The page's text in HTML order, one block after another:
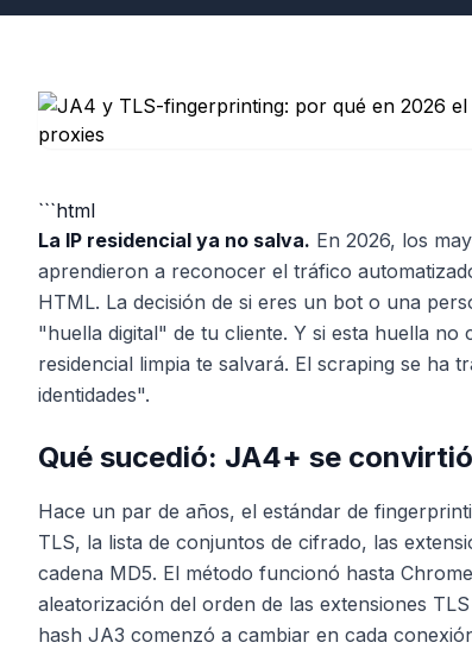
```html
La IP residencial ya no salva. En 2026, los
aprendieron a reconocer el tráfico
HTML. La decisión de si eres un bot o una
"huella digital" de tu cliente. Y si esta huella
residencial limpia te salvará. El scraping se ha
identidades".
Qué sucedió: JA4+ se
Hace un par de años, el estándar de
TLS, la lista de conjuntos de cifrado, las
cadena MD5. El método funcionó hasta
aleatorización del orden de las extensiones
hash JA3 comenzó a cambiar en cada